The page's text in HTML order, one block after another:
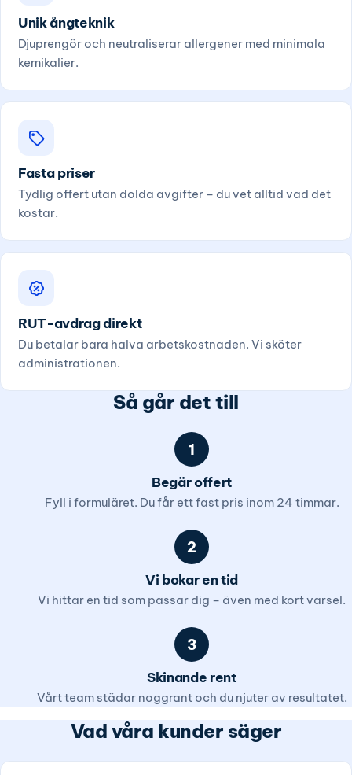
Unik ångteknik
Djuprengör och neutraliserar allergener med minimala
kemikalier.
Fasta priser
Tydlig offert utan dolda avgifter – du vet alltid vad det
kostar.
RUT-avdrag direkt
Du betalar bara halva arbetskostnaden. Vi sköter
administrationen.
Så går det till
1
Begär offert
Fyll i formuläret. Du får ett fast pris inom 24 timmar.
2
Vi bokar en tid
Vi hittar en tid som passar dig – även med kort varsel.
3
Skinande rent
Vårt team städar noggrant och du njuter av resultatet.
Vad våra kunder säger